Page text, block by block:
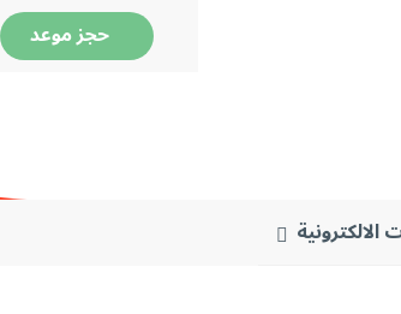
حجز موعد
الالكترونية